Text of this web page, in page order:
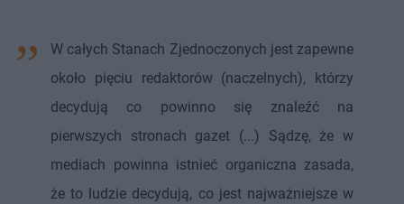
W całych Stanach Zjednoczonych jest zapewne
około pięciu redaktorów (naczelnych), którzy
decydują co powinno się znaleźć na
pierwszych stronach gazet (...) Sądzę, że w
mediach powinna istnieć organiczna zasada,
że to ludzie decydują, co jest najważniejsze w